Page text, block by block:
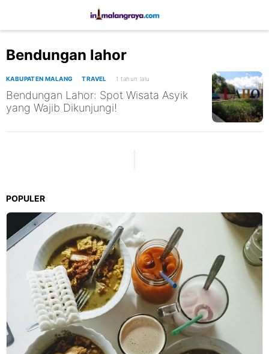
Bendungan lahor
KABUPATEN MALANG TRAVEL 1 tahun lalu
Bendungan Lahor: Spot Wisata Asyik
yang Wajib Dikunjungi!
POPULER